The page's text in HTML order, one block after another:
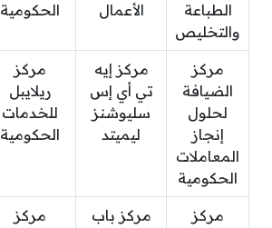
الطباعة
والتخليص
الأعمال
الحكومية
مركز
الضيافة
لحلول
إنجاز
المعاملات
الحكومية
مركز إيه
تي أي إس
سليوشنز
ليميتد
مركز
ريلايبل
للخدمات
الحكومية
مركز مركز باب مركز